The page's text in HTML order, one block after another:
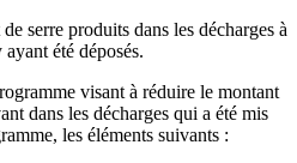
serre produits dans les décharges à
été déposés.
visant à réduire le montant
dans les décharges qui a été mis
les éléments suivants :